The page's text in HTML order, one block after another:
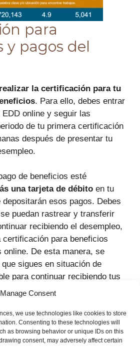
Manage Consent
we use technologies like cookies to store
Consenting to these technologies will
as browsing behavior or unique IDs on this
consent, may adversely affect certain
para
y pagos del
realizar la certificación para tu
. Para ello, debes entrar
online y seguir las
de tu primera certificación
después de presentar tu
de beneficios esté
una tarjeta de débito en tu
esos pagos. Debes
puedan rastrear y transferir
recibiendo el desempleo,
para beneficios
online. De esta manera, se
sigues en situación de
para continuar recibiendo tus